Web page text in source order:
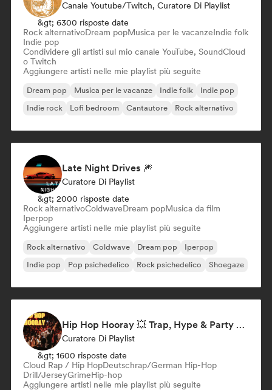
Canale Youtube/Twitch, Curatore Di Playlist
&gt; 6300 risposte date
Rock alternativoDream popMusica per le vacanzeIndie folk
Indie pop
Condividere gli artisti sul mio canale YouTube, SoundCloud
o Twitch
Aggiungere artisti nelle mie playlist più seguite
Dream pop Musica per le vacanze Indie folk
Indie pop
Indie rock
Lofi bedroom Cantautore Rock alternativo
Late Night Drives 🎆
Curatore Di Playlist
&gt; 2000 risposte date
Rock alternativoColdwaveDream popMusica da film
Iperpop
Aggiungere artisti nelle mie playlist più seguite
Rock alternativo Coldwave Dream pop
Iperpop
Indie pop
Pop psichedelico Rock psichedelico Shoegaze
Hip Hop Hooray 💥 Trap, Hype & Party Rap Bangers
Curatore Di Playlist
&gt; 1600 risposte date
Cloud Rap / Hip HopDeutschrap/German Hip-Hop
Drill/JerseyGrimeHip-hop
Aggiungere artisti nelle mie playlist più seguite